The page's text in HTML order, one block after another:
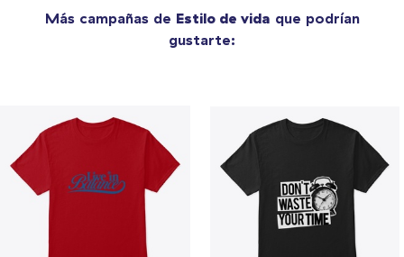
Más campañas de Estilo de vida que podrían
gustarte: